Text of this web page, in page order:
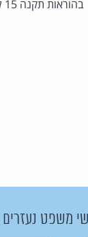
בהוראות תקנה 15 לתקנות אבטחת מידע,
משפט